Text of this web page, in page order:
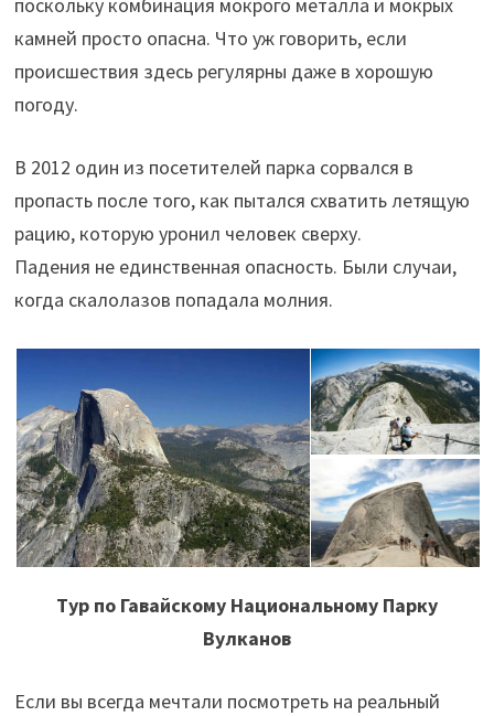
поскольку комбинация мокрого металла и мокрых
камней просто опасна. Что уж говорить, если
происшествия здесь регулярны даже в хорошую
погоду.
В 2012 один из посетителей парка сорвался в
пропасть после того, как пытался схватить летящую
рацию, которую уронил человек сверху.
Падения не единственная опасность. Были случаи,
когда скалолазов попадала молния.
Тур по Гавайскому Национальному Парку
Вулканов
Если вы всегда мечтали посмотреть на реальный